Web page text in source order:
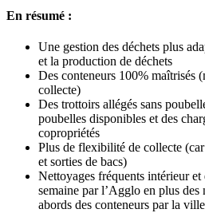
En résumé :
Une gestion des déchets plus
et la production de déchets
Des conteneurs 100% maîtrisés
collecte)
Des trottoirs allégés sans
poubelles disponibles et des
copropriétés
Plus de flexibilité de collecte
et sorties de bacs)
Nettoyages fréquents intérieur
semaine par l’Agglo en plus
abords des conteneurs par la